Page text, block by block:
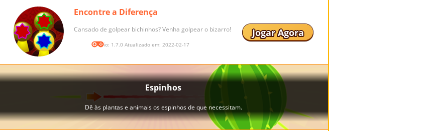
Encontre a Diferença
Cansado de golpear bichinhos? Venha golpear o bizarro!
Versão: 1.7.0 Atualizado em: 2022-02-17
Jogar Agora